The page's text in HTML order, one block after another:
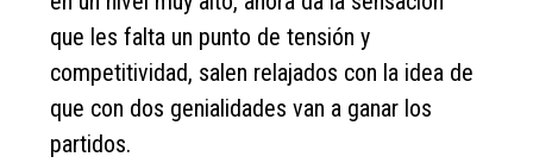
que les falta un punto de tensión y
competitividad, salen relajados con la idea de
que con dos genialidades van a ganar los
partidos.